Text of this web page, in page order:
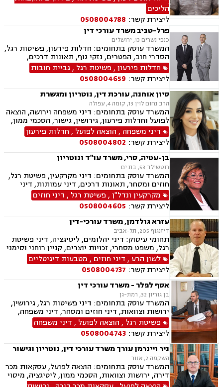
הליכים
ליצירת קשר: 0508004788
פרל-טביב משרד עורכי דין
כנפי נשרים 13, ירושלים
המשרד עוסק בתחומים: חדלות פירעון, פשיטות רגל,
הסדרי חוב, הפטרים, נזקי גוף, תאונות דרכים,
רשלנות רפואית
חדלות פירעון, פשיטת רגל ,גביית חובות
ליצירת קשר: 0508004659
סיון אוחנה, עורכת דין, נוטריון ומגשרת
הרב נחום לוין 13, קומה 4, עפולה
המשרד עוסק בתחומים: דיני משפחה וירושה, הוצאה
לפועל וחדלות פירעון, גירושין, גישור, הסכמי ממון,
ייפוי כוח מתמשך, ניכור הורי, אפוטרופסות, ירושות
וצוואות, מזונות, אחריות הורית, איזון משאבים
וחלוקת רכוש.
דיני משפחה , הוצאה לפועל , חדלות פירעון
ליצירת קשר: 0508004802
בן-עטיה, סרי, משרד עו"ד ונוטריון
רוטשילד 53, בת ים
המשרד עוסק בתחומים: דיני מקרקעין, פשיטת רגל,
חוזים ומסחר, תאונות דרכים, דיני עמותות, דיני
תאגידים, הסכמי ממון, חדלות פרעון, חוקתי ומנהלי,
ידועים בציבור, ירושות וצוואות, ליווי עסקי,
חלוקת רכוש, מגרשים לבניה , נדל"ן, נוטריון,
עסקאות מכר דירה, פינוי בינוי, פינוי מושכר, פירוקים
והקפאות הליכים, צווי הריסה, צווי מניעה, רשויות
מקומיות, רשות מקרקעי ישראל, תאונות עבודה,
תאונות עקב רשלנות, תאונות ספורט, תאונות
תלמידים, תכנון ובניה, ייפוי כוח מתשמך, גישור
ובוררויות
מקרקעין ונדל"ן, פשיטת רגל , דיני חוזים
ליצירת קשר: 0508004605
עזרא גולדמן, משרד עורכי-דין
דיזנגוף 205, תל-אביב
תחומי עיסוק: דיני יהלומים, ליטיגציה, דיני פשיטת
רגל, משפט מסחרי, זכויות יוצרים, קניין רוחני וסימני
מסחר, לשון הרע, דיני משפחה, הסכמי ממון, הסכמי
גירושין, ייצוג בבית הדין הרבני ובבתי המשפט
למשפחה, צוואות, ירושות ועיזבונות, רשלנות
רפואית ,משא ומתן מול רשויות המס "גילוי מרצון"-
עבור יהלומנים, מטבעות דיגיטליים
לשון הרע , דיני חוזים , מטבעות דיגיטליים
ליצירת קשר: 0508004737
אסף לפלר - משרד עורכי דין
בן גוריון 32, רמת-גן
המשרד עוסק בתחומים: דיני פשיטות רגל, גירושין,
ירושות וצוואות, דיני חוזים ומסחר, דיני משפחה,
הוצאה לפועל, אבהות , אפוטרופסות, ליטיגציה, לשון
הרע, מזונות, משפט אזרחי , נישואים אזרחיים, סדר
דין אזרחי וראיות, ערבויות ושטרות , פינוי מושכר,
צווי מניעה, חדלות פירעון.
פשיטת רגל , הוצאה לפועל , דיני משפחה
ליצירת קשר: 0508004743
ניר ויינרמן עורך משרד עורכי דין, נוטריון וגישור
השקמה 2, אזור
המשרד עוסק בתחומים: הוצאה לפועל, עסקאות מכר
דירה, ירושות וצוואות, הסכמי ממון, ליטיגציה, מיסוי
נדל"ן, נוטריון, פשיטת רגל, פינוי מושכר, ייפוי כוח